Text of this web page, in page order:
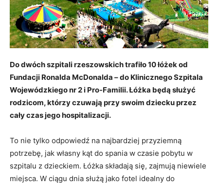
Do dwóch szpitali rzeszowskich trafiło 10 łóżek od
Fundacji Ronalda McDonalda – do Klinicznego Szpitala
Wojewódzkiego nr 2 i Pro-Familii. Łóżka będą służyć
rodzicom, którzy czuwają przy swoim dziecku przez
cały czas jego hospitalizacji.
To nie tylko odpowiedź na najbardziej przyziemną
potrzebę, jak własny kąt do spania w czasie pobytu w
szpitalu z dzieckiem. Łóżka składają się, zajmują niewiele
miejsca. W ciągu dnia służą jako fotel idealny do